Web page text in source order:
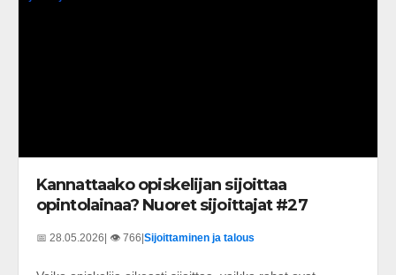
Kannattaako opiskelijan sijoittaa
opintolainaa? Nuoret sijoittajat #27
📅 28.05.2026| 👁️ 766|Sijoittaminen ja talous